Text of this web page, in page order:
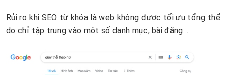
Rủi ro khi SEO từ khóa là web không được tối ưu tổng thể
do chỉ tập trung vào một số danh mục, bài đăng…